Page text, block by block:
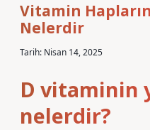
Vitamin
Nelerdir
Tarih: Nisan 14, 2025
D vitaminin
nelerdir?